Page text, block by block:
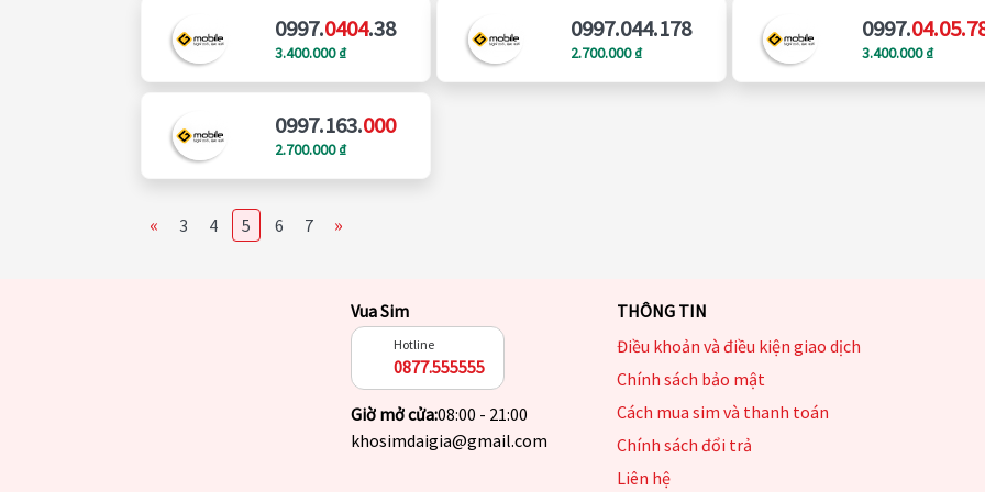
0997.0404.38
3.400.000 ₫
0997.044.178
2.700.000 ₫
0997.
3.400.000 ₫
0997.163.000
2.700.000 ₫
« 3 4 5 6 7 »
Vua Sim
Hotline
0877.555555
Giờ mở cửa:08:00 - 21:00
khosimdaigia@gmail.com
THÔNG TIN
Điều khoản và điều kiện giao dịch
Chính sách bảo mật
Cách mua sim và thanh toán
Chính sách đổi trả
Liên hệ